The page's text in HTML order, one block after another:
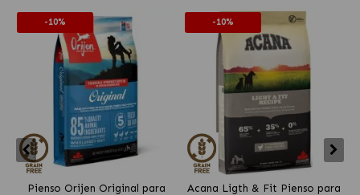
-10%
Pienso Orijen Original para
-10%
Acana Ligth & Fit Pienso para